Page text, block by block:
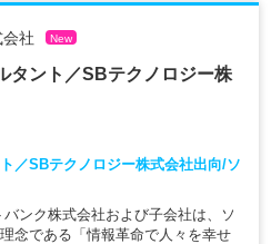
社 New
タント／SBテクノロジー株
／SBテクノロジー株式会社出向/ソ
ンク株式会社および子会社は、ソ
念である「情報革命で人々を幸せ